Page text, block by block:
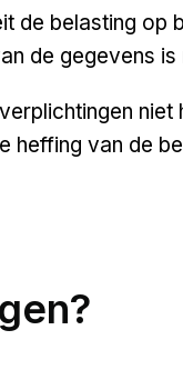
de belasting op
de gegevens is
niet
heffing van de